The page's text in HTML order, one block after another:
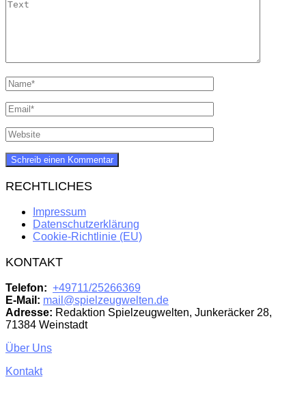
RECHTLICHES
Impressum
Datenschutzerklärung
Cookie-Richtlinie (EU)
KONTAKT
Telefon: +49711/25266369
E-Mail: mail@spielzeugwelten.de
Adresse: Redaktion Spielzeugwelten, Junkeräcker 28,
71384 Weinstadt
Über Uns
Kontakt